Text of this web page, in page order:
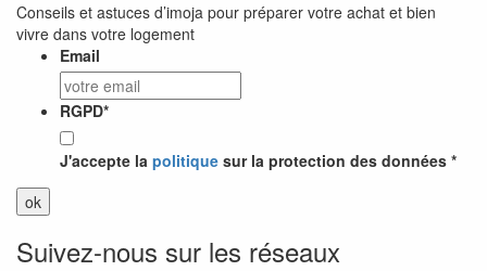
Conseils et astuces d’imoja pour préparer votre achat et bien
vivre dans votre logement
Email
RGPD*
J'accepte la politique sur la protection des données *
Suivez-nous sur les réseaux